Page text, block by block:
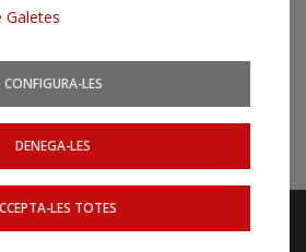
CONFIGURA-LES
DENEGA-LES
LES TOTES
a los canales RSS
Mapa web